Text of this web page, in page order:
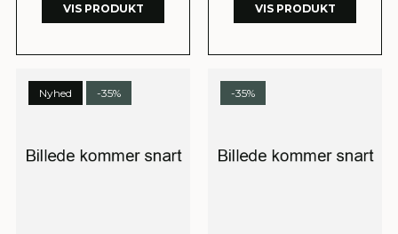
VIS PRODUKT VIS PRODUKT
Nyhed -35% -35%